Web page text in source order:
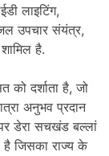
लाइटिंग,
उपचार संयंत्र,
है.
को दर्शाता है, जो
अनुभव प्रदान
डेरा सचखंड बल्लां
है जिसका राज्य के